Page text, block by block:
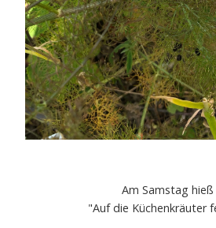
Am Samstag hieß
"Auf die Küchenkräuter